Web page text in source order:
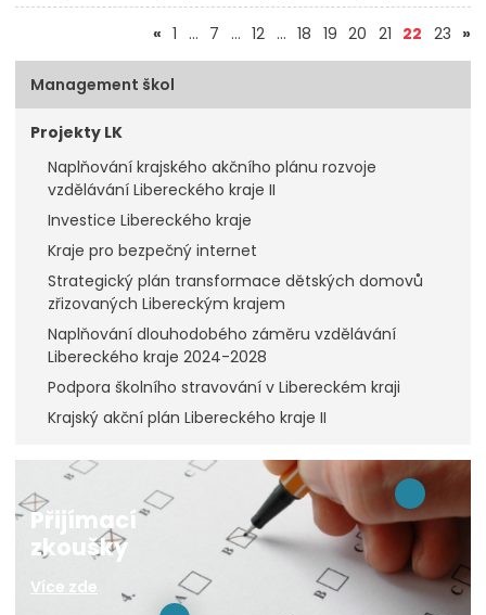
« 1 … 7 … 12 … 18 19 20 21 22 23 »
Management škol
Projekty LK
Naplňování krajského akčního plánu rozvoje
vzdělávání Libereckého kraje II
Investice Libereckého kraje
Kraje pro bezpečný internet
Strategický plán transformace dětských domovů
zřizovaných Libereckým krajem
Naplňování dlouhodobého záměru vzdělávání
Libereckého kraje 2024-2028
Podpora školního stravování v Libereckém kraji
Krajský akční plán Libereckého kraje II
Přijímací
zkoušky
Více zde